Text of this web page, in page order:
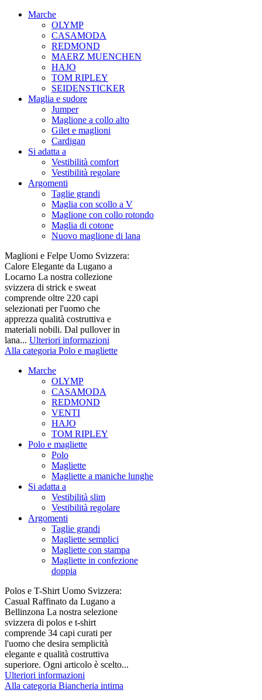
Marche
OLYMP
CASAMODA
REDMOND
MAERZ MUENCHEN
HAJO
TOM RIPLEY
SEIDENSTICKER
Maglia e sudore
Jumper
Maglione a collo alto
Gilet e maglioni
Cardigan
Si adatta a
Vestibilità comfort
Vestibilità regolare
Argomenti
Taglie grandi
Maglia con scollo a V
Maglione con collo rotondo
Maglia di cotone
Nuovo maglione di lana
Maglioni e Felpe Uomo Svizzera:
Calore Elegante da Lugano a
Locarno La nostra collezione
svizzera di strick e sweat
comprende oltre 220 capi
selezionati per l'uomo che
apprezza qualità costruttiva e
materiali nobili. Dal pullover in
lana... Ulteriori informazioni
Alla categoria Polo e magliette
Marche
OLYMP
CASAMODA
REDMOND
VENTI
HAJO
TOM RIPLEY
Polo e magliette
Polo
Magliette
Magliette a maniche lunghe
Si adatta a
Vestibilità slim
Vestibilità regolare
Argomenti
Taglie grandi
Magliette semplici
Magliette con stampa
Magliette in confezione
doppia
Polos e T-Shirt Uomo Svizzera:
Casual Raffinato da Lugano a
Bellinzona La nostra selezione
svizzera di polos e t-shirt
comprende 34 capi curati per
l'uomo che desira semplicità
elegante e qualità costruttiva
superiore. Ogni articolo è scelto...
Ulteriori informazioni
Alla categoria Biancheria intima